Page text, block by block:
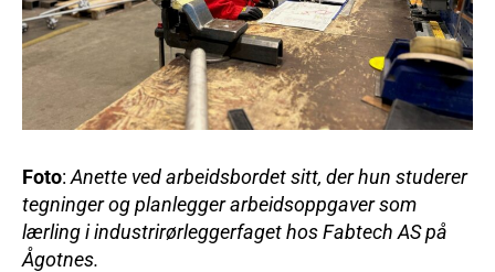
Foto: Anette ved arbeidsbordet sitt, der hun studerer
tegninger og planlegger arbeidsoppgaver som
lærling i industrirørleggerfaget hos Fabtech AS på
Ågotnes.